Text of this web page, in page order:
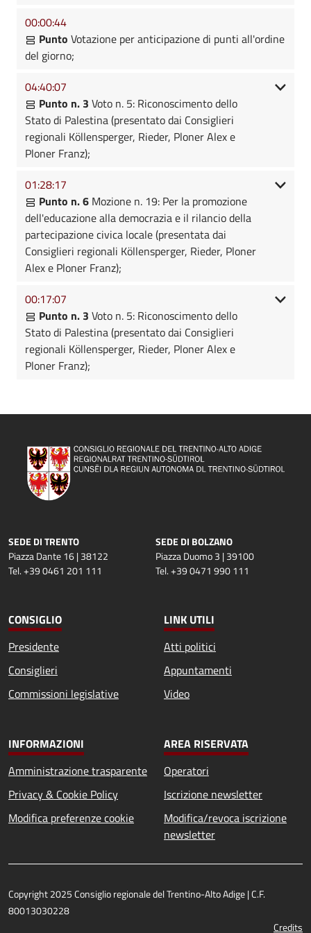
00:00:44
Punto Votazione per anticipazione di punti all'ordine
del giorno;
04:40:07
Punto n. 3 Voto n. 5: Riconoscimento dello
Stato di Palestina (presentato dai Consiglieri
regionali Köllensperger, Rieder, Ploner Alex e
Ploner Franz);
01:28:17
Punto n. 6 Mozione n. 19: Per la promozione
dell'educazione alla democrazia e il rilancio della
partecipazione civica locale (presentata dai
Consiglieri regionali Köllensperger, Rieder, Ploner
Alex e Ploner Franz);
00:17:07
Punto n. 3 Voto n. 5: Riconoscimento dello
Stato di Palestina (presentato dai Consiglieri
regionali Köllensperger, Rieder, Ploner Alex e
Ploner Franz);
SEDE DI TRENTO
Piazza Dante 16 | 38122
Tel. +39 0461 201 111
SEDE DI BOLZANO
Piazza Duomo 3 | 39100
Tel. +39 0471 990 111
CONSIGLIO
Presidente
Consiglieri
Commissioni legislative
LINK UTILI
Atti politici
Appuntamenti
Video
INFORMAZIONI
Amministrazione trasparente
Privacy & Cookie Policy
Modifica preferenze cookie
AREA RISERVATA
Operatori
Iscrizione newsletter
Modifica/revoca iscrizione
newsletter
Copyright 2025 Consiglio regionale del Trentino-Alto Adige | C.F.
80013030228
Credits